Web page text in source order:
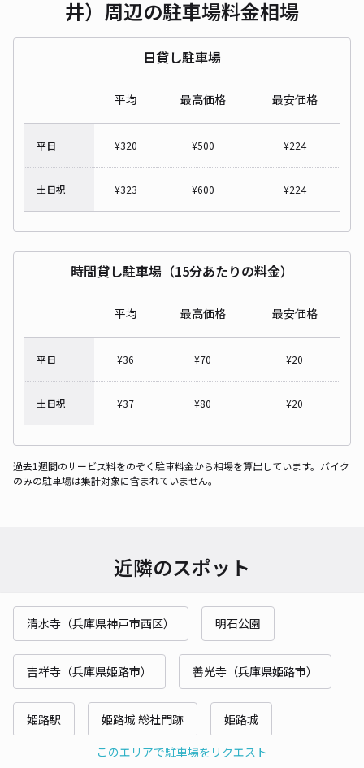
このエリアで駐車場をリクエスト
井）周辺の駐車場料金相場
日貸し駐車場
平均 最高価格 最安価格
平日 ¥320 ¥500 ¥224
土日祝 ¥323 ¥600 ¥224
時間貸し駐車場（15分あたりの料金）
平均 最高価格 最安価格
平日 ¥36 ¥70 ¥20
土日祝 ¥37 ¥80 ¥20
過去1週間のサービス料をのぞく駐車料金から相場を算出しています。バイク
のみの駐車場は集計対象に含まれていません。
近隣のスポット
清水寺（兵庫県神戸市西区） 明石公園
吉祥寺（兵庫県姫路市） 善光寺（兵庫県姫路市）
姫路駅 姫路城 総社門跡 姫路城